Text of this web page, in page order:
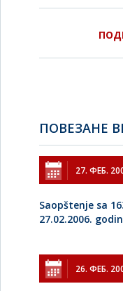
ПОВЕЗАНЕ
27. ФЕБ.
Saopštenje sa
27.02.2006.
26. ФЕБ.